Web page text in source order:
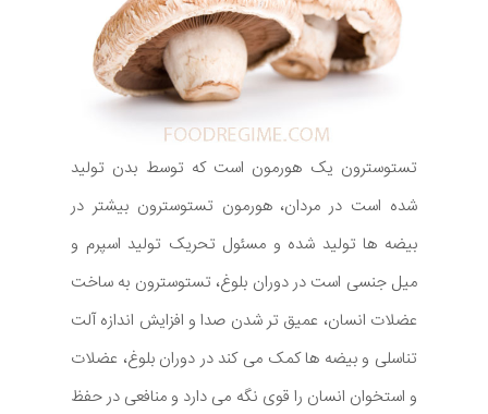
تستوسترون یک هورمون است که توسط بدن تولید
شده است در مردان، هورمون تستوسترون بیشتر در
بیضه ها تولید شده و مسئول تحریک تولید اسپرم و
میل جنسی است در دوران بلوغ، تستوسترون به ساخت
عضلات انسان، عمیق تر شدن صدا و افزایش اندازه آلت
تناسلی و بیضه ها کمک می کند در دوران بلوغ، عضلات
و استخوان انسان را قوی نگه می دارد و منافعی در حفظ